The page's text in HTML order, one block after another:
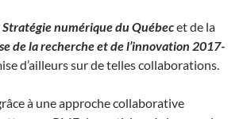
Stratégie numérique du Québecet de la
de la recherche et de l’innovation 2017-
d’ailleurs sur de telles collaborations.
à une approche collaborative